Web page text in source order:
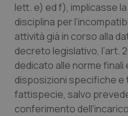
lett. e) ed f), implicasse
disciplina per
attività già in corso alla
decreto legislativo, l’art.
dedicato alle norme
disposizioni specifiche e
fattispecie, salvo
conferimento